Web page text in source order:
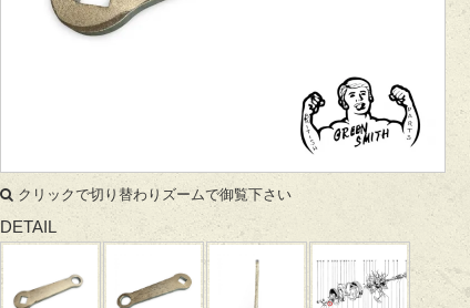
クリックで切り替わりズームで御覧下さい
DETAIL